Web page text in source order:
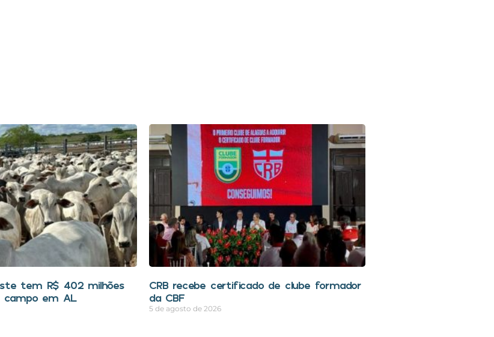
tem R$ 402 milhões
campo em AL
CRB recebe certificado de clube formador
da CBF
5 de agosto de 2026